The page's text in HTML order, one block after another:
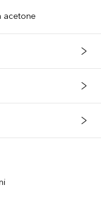
acetone